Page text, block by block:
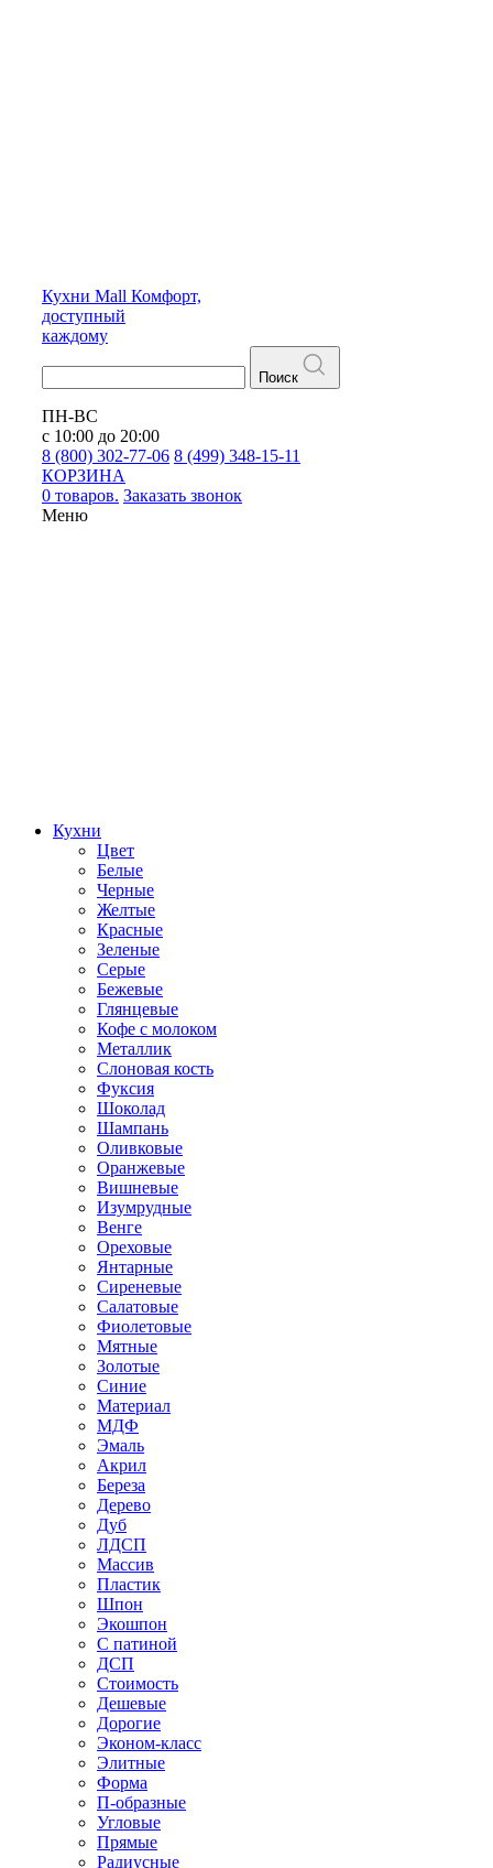
Кухни Mall Комфорт,
доступный
каждому
Поиск
ПН-ВС
с 10:00 до 20:00
8 (800) 302-77-06 8 (499) 348-15-11
КОРЗИНА
0 товаров. Заказать звонок
Меню
Кухни
Цвет
Белые
Черные
Желтые
Красные
Зеленые
Серые
Бежевые
Глянцевые
Кофе с молоком
Металлик
Слоновая кость
Фуксия
Шоколад
Шампань
Оливковые
Оранжевые
Вишневые
Изумрудные
Венге
Ореховые
Янтарные
Сиреневые
Салатовые
Фиолетовые
Мятные
Золотые
Синие
Материал
МДФ
Эмаль
Акрил
Береза
Дерево
Дуб
ЛДСП
Массив
Пластик
Шпон
Экошпон
С патиной
ДСП
Стоимость
Дешевые
Дорогие
Эконом-класс
Элитные
Форма
П-образные
Угловые
Прямые
Радиусные